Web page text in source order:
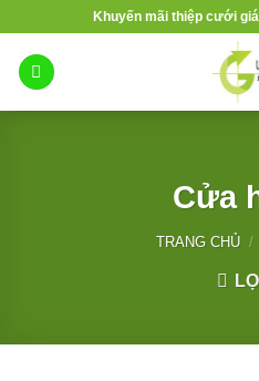
nội
dung
Khuyến mãi thiệp cưới
Cửa
TRANG CHỦ /